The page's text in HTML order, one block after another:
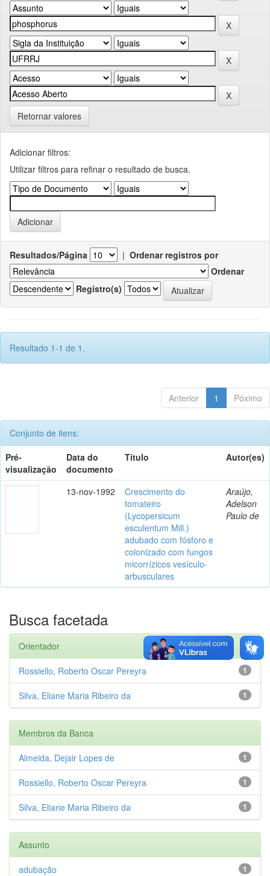
Retornar valores
Adicionar filtros:
Utilizar filtros para refinar o resultado de busca.
Resultados/Página | Ordenar registros por
Ordenar
Registro(s)
Resultado 1-1 de 1.
Anterior 1 Póximo
Conjunto de itens:
Pré-
visualização
Data do
documento
Título Autor(es)
13-nov-1992
Crescimento do
tomateiro
(Lycopersicum
esculentum Mill.)
adubado com fósforo e
colonizado com fungos
micorrízicos vesículo-
arbusculares
Araújo,
Adelson
Paulo de
Busca facetada
Orientador
1
Rossiello, Roberto Oscar Pereyra
1
Silva, Eliane Maria Ribeiro da
Membros da Banca
1
Almeida, Dejair Lopes de
1
Rossiello, Roberto Oscar Pereyra
1
Silva, Eliane Maria Ribeiro da
Assunto
1
adubação